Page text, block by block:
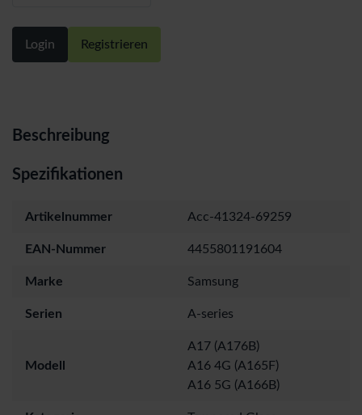
Login Registrieren
Beschreibung
Spezifikationen
Artikelnummer Acc-41324-69259
EAN-Nummer 4455801191604
Marke Samsung
Serien A-series
Modell
A17 (A176B)
A16 4G (A165F)
A16 5G (A166B)